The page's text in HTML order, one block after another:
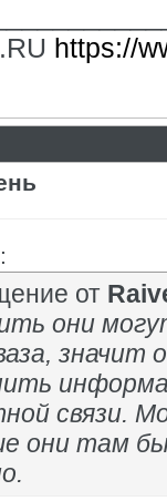
https://
от
они
значит
связи.
они там